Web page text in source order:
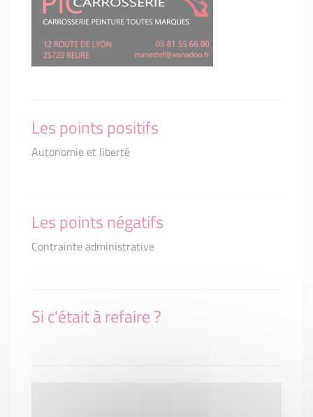
Les points positifs
Autonomie et liberté
Les points négatifs
Contrainte administrative
Si c'était à refaire ?